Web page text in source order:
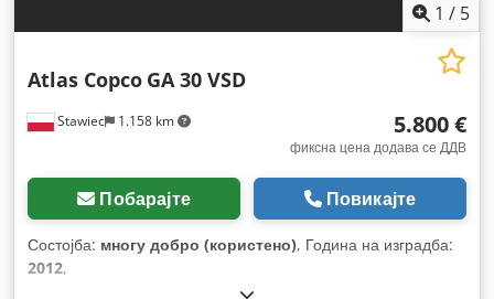
1 / 5
Stawiec 1.158 km
Atlas Copco GA 30 VSD
5.800 €
фиксна цена додава се ДДВ
Побарајте Повикајте
Состојба: многу добро (користено), Година на изградба:
2012,